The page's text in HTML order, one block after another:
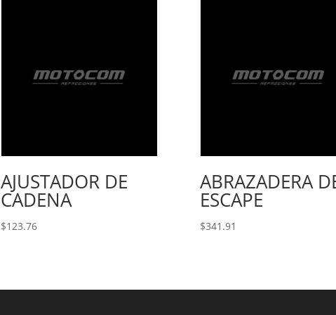
AJUSTADOR DE
CADENA
$123.76
ABRAZADERA
ESCAPE
$341.91